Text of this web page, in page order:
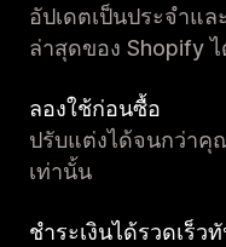
อัปเดตเป็นประจำแ
ล่าสุดของ Shopify ไ
ลองใช้ก่อนซื้อ
ปรับแต่งได้จนกว่าคุ
เท่านั้น
ชำระเงินได้รวดเร็ว